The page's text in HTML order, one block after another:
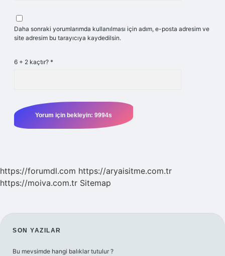
Daha sonraki yorumlarımda kullanılması için adım, e-posta adresim ve
site adresim bu tarayıcıya kaydedilsin.
6 + 2 kaçtır? *
https://forumdl.com https://aryaisitme.com.tr
https://moiva.com.tr Sitemap
SIDEBAR
SON YAZILAR
Bu mevsimde hangi balıklar tutulur ?